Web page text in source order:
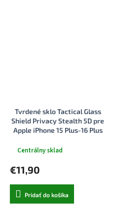
Tvrdené sklo Tactical Glass
Shield Privacy Stealth 5D pre
Apple iPhone 15 Plus-16 Plus
Centrálny sklad
€11,90
Pridať do košíka